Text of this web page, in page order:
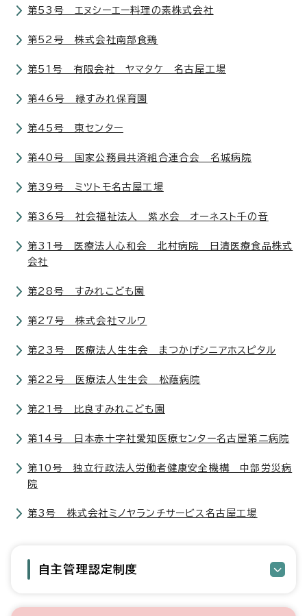
第53号 エヌシーエー料理の素株式会社
第52号 株式会社南部食鶏
第51号 有限会社 ヤマタケ 名古屋工場
第46号 緑すみれ保育園
第45号 東センター
第40号 国家公務員共済組合連合会 名城病院
第39号 ミツトモ名古屋工場
第36号 社会福祉法人 紫水会 オーネスト千の音
第31号 医療法人心和会 北村病院 日清医療食品株式
会社
第28号 すみれこども園
第27号 株式会社マルワ
第23号 医療法人生生会 まつかげシニアホスピタル
第22号 医療法人生生会 松蔭病院
第21号 比良すみれこども園
第14号 日本赤十字社愛知医療センター名古屋第二病院
第10号 独立行政法人労働者健康安全機構 中部労災病
院
第3号 株式会社ミノヤランチサービス名古屋工場
自主管理認定制度